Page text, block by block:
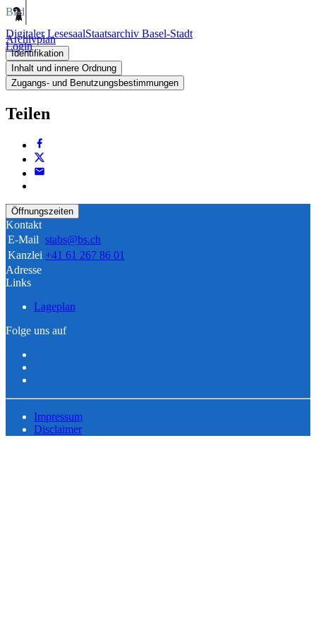
Digitaler LesesaalStaatsarchiv Basel-Stadt
Login
Bild
Archivplan
Identifikation
Inhalt und innere Ordnung
Zugangs- und Benutzungsbestimmungen
Teilen
Öffnungszeiten
Kontakt
E-Mail stabs@bs.ch
Kanzlei +41 61 267 86 01
Adresse
Links
Lageplan
Folge uns auf
Impressum
Disclaimer